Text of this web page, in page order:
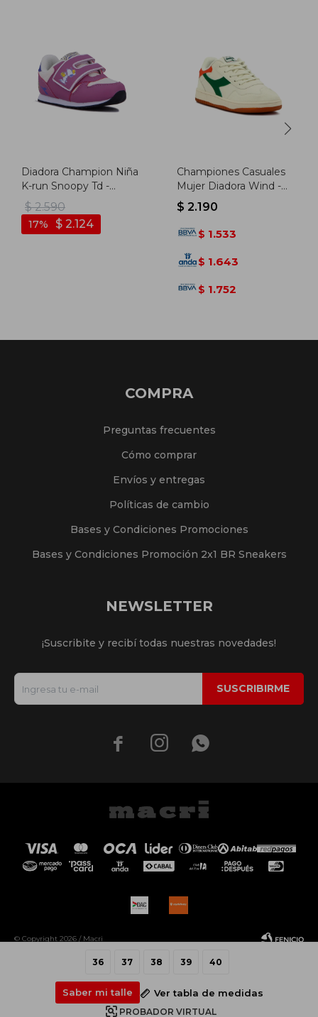
36 37 38 39 40
Saber mi talle Ver tabla de medidas
PROBADOR VIRTUAL
Diadora Champion Niña
K-run Snoopy Td -
Rosado
$ 2.590
$ 2.124
17
Championes Casuales
Mujer Diadora Wind -
Beige-verde
$ 2.190
$ 1.533
$ 1.643
$ 1.752
COMPRA
Preguntas frecuentes
Cómo comprar
Envíos y entregas
Políticas de cambio
Bases y Condiciones Promociones
Bases y Condiciones Promoción 2x1 BR Sneakers
NEWSLETTER
¡Suscribite y recibí todas nuestras novedades!
SUSCRIBIRME
  
© Copyright 2026 / Macri